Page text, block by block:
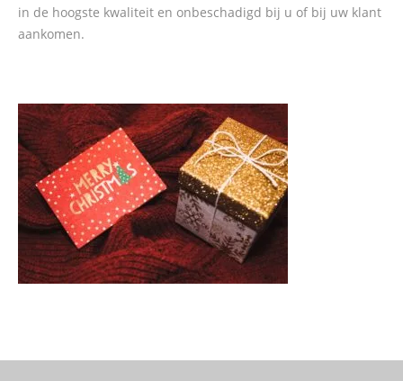
in de hoogste kwaliteit en onbeschadigd bij u of bij uw klant
aankomen.